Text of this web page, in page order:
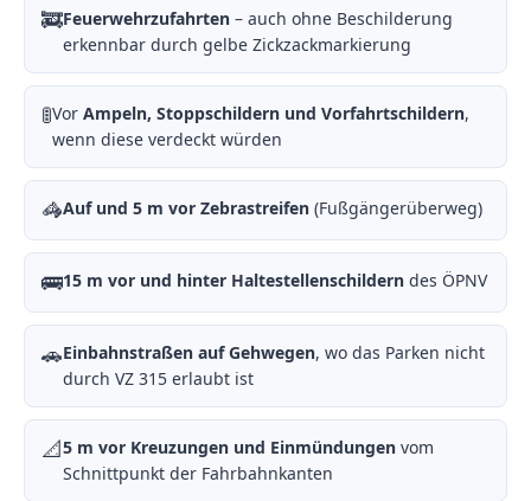
🚒Feuerwehrzufahrten – auch ohne Beschilderung
erkennbar durch gelbe Zickzackmarkierung
🚦Vor Ampeln, Stoppschildern und Vorfahrtschildern,
wenn diese verdeckt würden
🦓Auf und 5 m vor Zebrastreifen (Fußgängerüberweg)
🚌15 m vor und hinter Haltestellenschildern des ÖPNV
🚗Einbahnstraßen auf Gehwegen, wo das Parken nicht
durch VZ 315 erlaubt ist
📐5 m vor Kreuzungen und Einmündungen vom
Schnittpunkt der Fahrbahnkanten